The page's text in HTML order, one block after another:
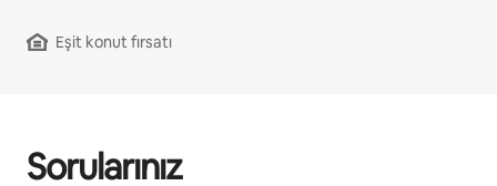
Eşit konut fırsatı
Sorularınız